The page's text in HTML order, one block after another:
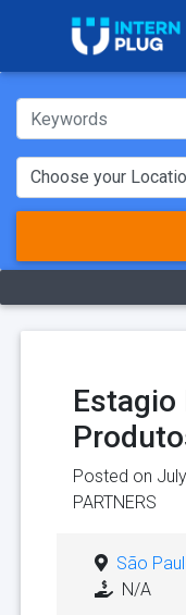
Estagio
Posted on
PARTNERS
São
N/A